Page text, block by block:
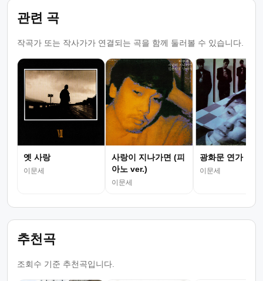
관련 곡
작곡가 또는 작사가가 연결되는 곡을 함께 둘러볼 수 있습니다.
옛 사랑
이문세
사랑이 지나가면 (피
아노 ver.)
이문세
광화문 연가
이문세
추천곡
조회수 기준 추천곡입니다.